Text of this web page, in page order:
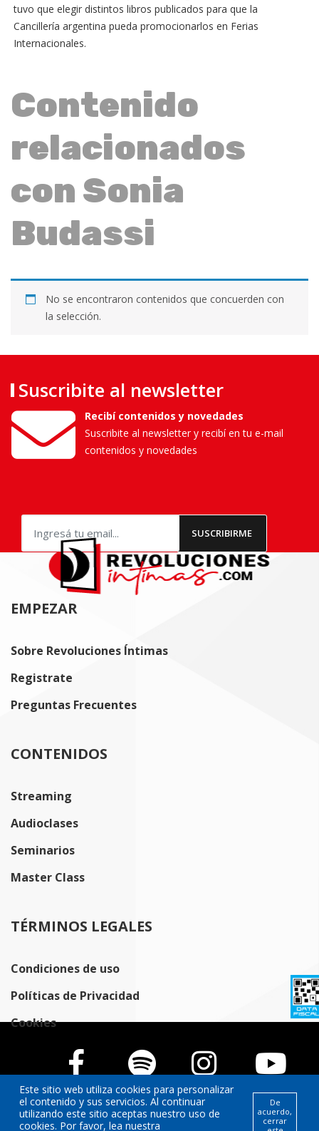
tuvo que elegir distintos libros publicados para que la
Cancillería argentina pueda promocionarlos en Ferias
Internacionales.
Contenido
relacionados
con Sonia
Budassi
No se encontraron contenidos que concuerden con
la selección.
Suscribite al newsletter
Recibí contenidos y novedades
Suscribite al newsletter y recibí en tu e-mail
contenidos y novedades
EMPEZAR
Sobre Revoluciones Íntimas
Registrate
Preguntas Frecuentes
CONTENIDOS
Streaming
Audioclases
Seminarios
Master Class
TÉRMINOS LEGALES
Condiciones de uso
Políticas de Privacidad
Cookies
Este sitio web utiliza cookies para personalizar
el contenido y sus servicios. Al continuar
utilizando este sitio aceptas nuestro uso de
cookies. Por favor, lea nuestra
De
acuerdo,
cerrar